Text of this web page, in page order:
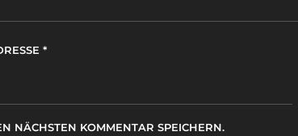
*
NÄCHSTEN KOMMENTAR SPEICHERN.